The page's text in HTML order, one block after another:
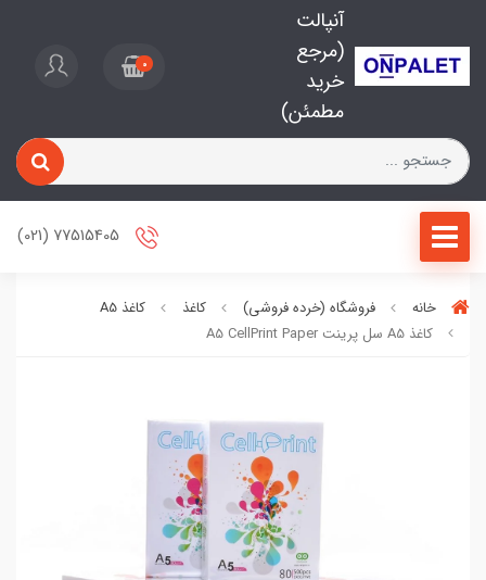
آنپالت
(مرجع
خرید
مطمئن)
0
خانه فروشگاه (خرده فروشی) کاغذ
کاغذ A5
کاغذ A5 سل پرینت A5 CellPrint Paper